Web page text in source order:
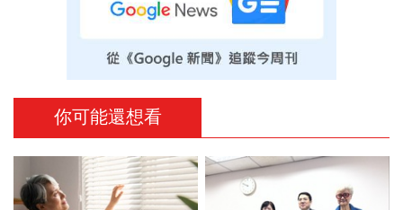
你可能還想看